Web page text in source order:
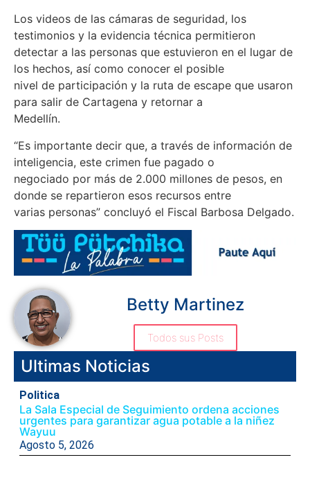
Los videos de las cámaras de seguridad, los
testimonios y la evidencia técnica permitieron
detectar a las personas que estuvieron en el lugar de
los hechos, así como conocer el posible
nivel de participación y la ruta de escape que usaron
para salir de Cartagena y retornar a
Medellín.
“Es importante decir que, a través de información de
inteligencia, este crimen fue pagado o
negociado por más de 2.000 millones de pesos, en
donde se repartieron esos recursos entre
varias personas” concluyó el Fiscal Barbosa Delgado.
Betty Martinez
Todos sus Posts
Ultimas Noticias
Politica
La Sala Especial de Seguimiento ordena acciones
urgentes para garantizar agua potable a la niñez
Wayuu
Agosto 5, 2026